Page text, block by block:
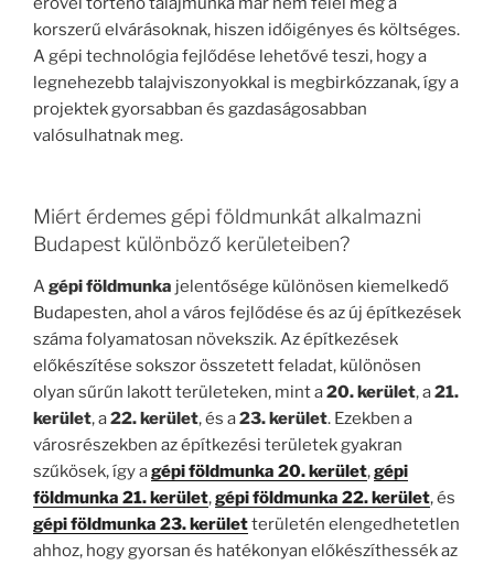
korszerű elvárásoknak, hiszen időigényes és költséges.
A gépi technológia fejlődése lehetővé teszi, hogy a
legnehezebb talajviszonyokkal is megbirkózzanak, így a
projektek gyorsabban és gazdaságosabban
valósulhatnak meg.
Miért érdemes gépi földmunkát alkalmazni
Budapest különböző kerületeiben?
Agépi földmunka jelentősége különösen kiemelkedő
Budapesten, ahol a város fejlődése és az új építkezések
száma folyamatosan növekszik. Az építkezések
előkészítése sokszor összetett feladat, különösen
olyan sűrűn lakott területeken, mint a20. kerület, a21.
kerület, a22. kerület, és a23. kerület. Ezekben a
városrészekben az építkezési területek gyakran
szűkösek, így agépi földmunka 20. kerület,gépi
földmunka 21. kerület,gépi földmunka 22. kerület, és
gépi földmunka 23. kerületterületén elengedhetetlen
ahhoz, hogy gyorsan és hatékonyan előkészíthessék az